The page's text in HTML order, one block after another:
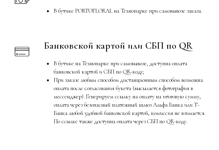
В бутике PORTOFLORAL на Технопарке при самовывозе заказа.
Банковской картой или СБП по QR
В бутике на Технопарке при самовывозе, доступна оплата
банковской картой и СБП по QR-коду;
При заказе любым способом дистанционным способом возможна
оплата после согласования букета (высылается фотография в
мессенджер). Генерируем ссылку на оплату на итоговую сумму,
оплата через безопасный платежный шлюз Альфа Банка или Т-
Банка любой удобной банковской картой, комиссия не взимается.
По ссылке также доступна оплата через СБП по QR-коду.